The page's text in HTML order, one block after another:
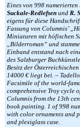
Eines von 998
Suckale-Redlefsen und R.
eigens für diese
Fassung von Columnis’
Miniaturen mit höfischen
„Bilderroman“ und
Einband entstand nach
des Salzburger
Besitz der
14000 € liegt bei. –
Facsimile of the world-
comprehensive Troy cycle
Columnis from the 13th
book painting. 1 of 998
with color ornaments and
and plexiglass case.